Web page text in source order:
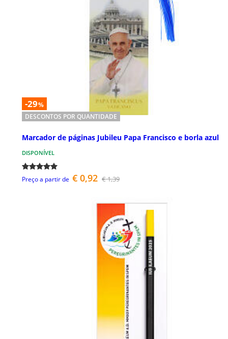
-29%
DESCONTOS POR QUANTIDADE
Marcador de páginas Jubileu Papa Francisco e borla azul
DISPONÍVEL
Preço a partir de € 0,92 € 1,39